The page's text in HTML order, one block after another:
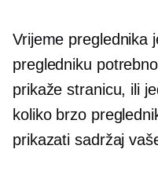
Vrijeme preglednika
pregledniku
prikaže stranicu, ili
koliko brzo
prikazati sadržaj